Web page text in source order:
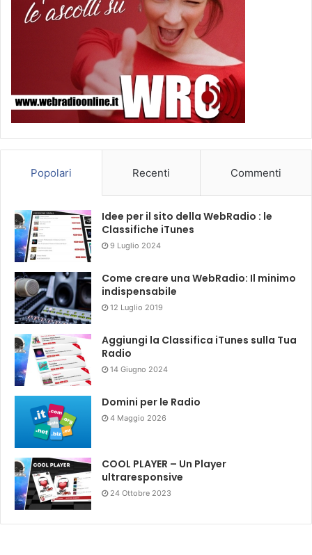
Popolari Recenti Commenti
Idee per il sito della WebRadio : le
Classifiche iTunes
9 Luglio 2024
Come creare una WebRadio: Il minimo
indispensabile
12 Luglio 2019
Aggiungi la Classifica iTunes sulla Tua
Radio
14 Giugno 2024
Domini per le Radio
4 Maggio 2026
COOL PLAYER – Un Player
ultraresponsive
24 Ottobre 2023